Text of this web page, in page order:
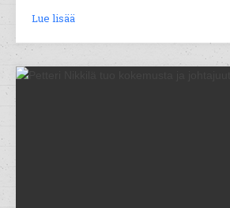
Lue lisää